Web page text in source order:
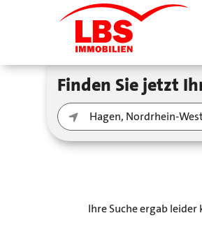
Finden Sie jetzt
Ihre Suche ergab